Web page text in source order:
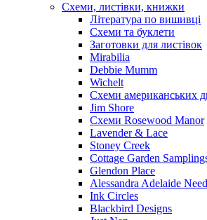
Схеми, листівки, книжки
Література по вишивці
Схеми та буклети
Заготовки для листівок
Mirabilia
Debbie Mumm
Wichelt
Схеми американських
Jim Shore
Cхеми Rosewood Manor
Lavender & Lace
Stoney Creek
Cottage Garden
Glendon Place
Alessandra Adelaide
Ink Circles
Blackbird Designs